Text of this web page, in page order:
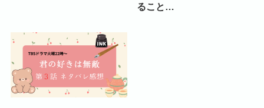
ること…